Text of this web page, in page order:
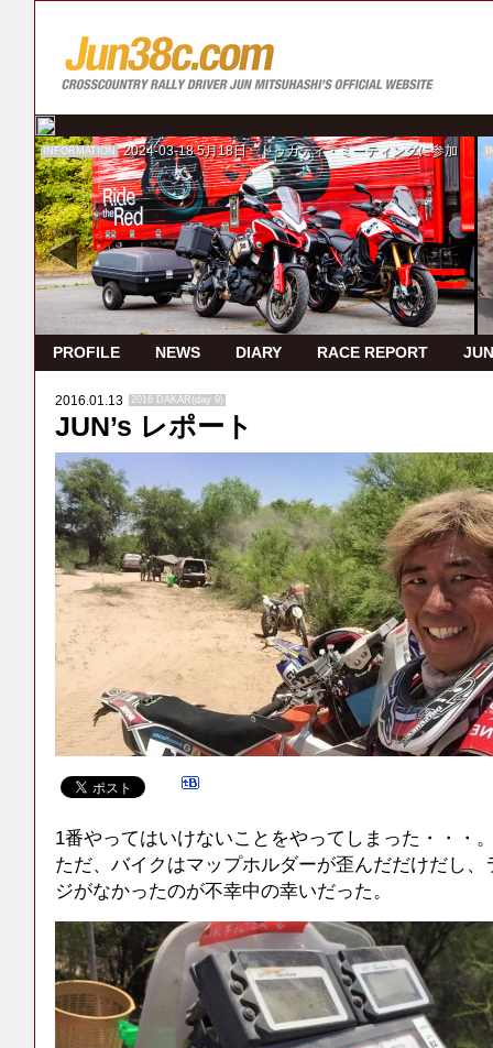
INFORMATION 2024-03-18 5月18日 ドゥカティ・ミーティングに参加
PROFILE NEWS DIARY RACE REPORT
2016.01.13 2016 DAKAR(day 9)
JUN’s レポート
1番やってはいけないことをやってしまった・・・
ただ、バイクはマップホルダーが歪んだだけだし
ジがなかったのが不幸中の幸いだった。